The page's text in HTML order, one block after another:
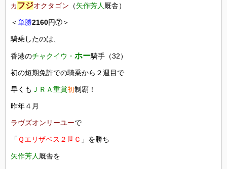
カ フジオクタゴン （矢作芳人 厩舎）
＜単勝2160円⑦＞
騎乗したのは、
香港のチャクイウ・ ホー騎手（32）
初の短期免許での騎乗から２週目で
早くも ＪＲＡ重賞初制覇！
昨年４月
ラヴズオンリーユーで
「 Ｑエリザベス２世Ｃ 」を勝ち
矢作芳人 厩舎を